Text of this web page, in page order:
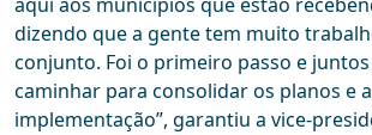
dizendo que a gente tem muito
conjunto. Foi o primeiro passo e
caminhar para consolidar os planos e
implementação”, garantiu a vice-